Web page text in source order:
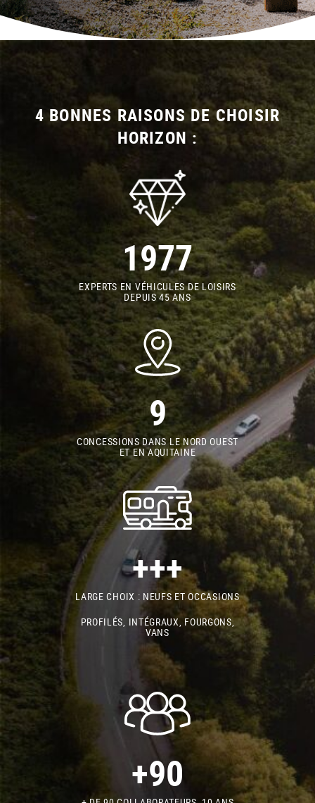
4 BONNES RAISONS DE CHOISIR
HORIZON :
1977
EXPERTS EN VÉHICULES DE LOISIRS
DEPUIS 45 ANS
9
CONCESSIONS DANS LE NORD OUEST
ET EN AQUITAINE
+++
LARGE CHOIX : NEUFS ET OCCASIONS
PROFILÉS, INTÉGRAUX, FOURGONS,
VANS
+90